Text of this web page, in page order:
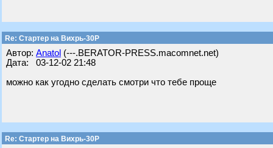
Re: Стартер на Вихрь-30Р
Автор: Anatol (---.BERATOR-PRESS.macomnet.net)
Дата: 03-12-02 21:48
можно как угодно сделать смотри что тебе проще
Re: Стартер на Вихрь-30Р